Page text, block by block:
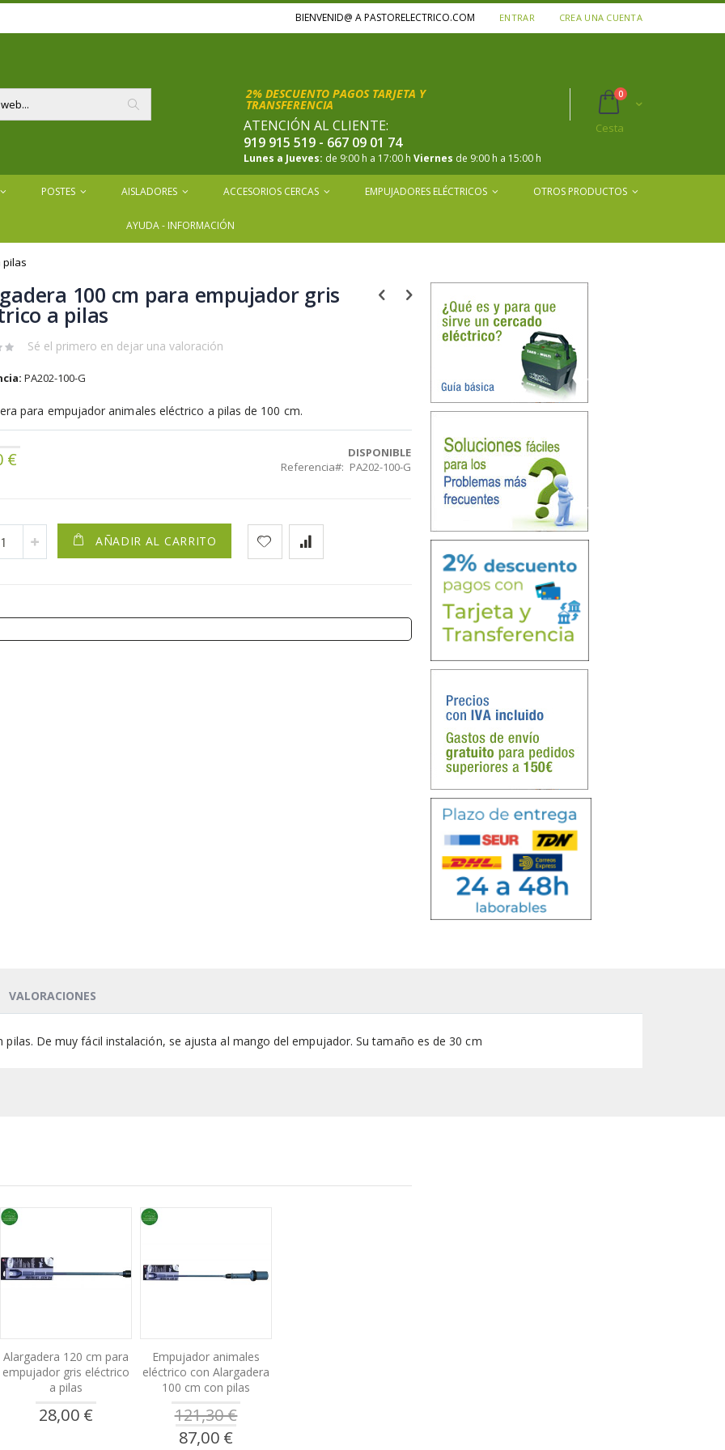
BIENVENID@ A PASTORELECTRICO.COM ENTRAR CREA UNA CUENTA
Cart
0productos
Cesta
2% DESCUENTO PAGOS TARJETA Y
TRANSFERENCIA
ATENCIÓN AL CLIENTE:
919 915 519 - 667 09 01 74
Lunes a Jueves: de 9:00 h a 17:00 h Viernes de 9:00 h a 15:00 h
POSTES AISLADORES ACCESORIOS CERCAS EMPUJADORES ELÉCTRICOS OTROS PRODUCTOS
AYUDA - INFORMACIÓN
pilas
100 cm para empujador gris
a pilas
Sé el primero en dejar una valoración
PA202-100-G
para empujador animales eléctrico a pilas de 100 cm.
€
DISPONIBLE
Referencia
PA202-100-G
AÑADIR AL CARRITO
De muy fácil instalación, se ajusta al mango del empujador. Su tamaño es de 30 cm
VALORACIONES
Alargadera 120 cm para
empujador gris eléctrico
a pilas
28,00 €
Empujador animales
eléctrico con Alargadera
100 cm con pilas
121,30 €
Precio
especial
87,00 €